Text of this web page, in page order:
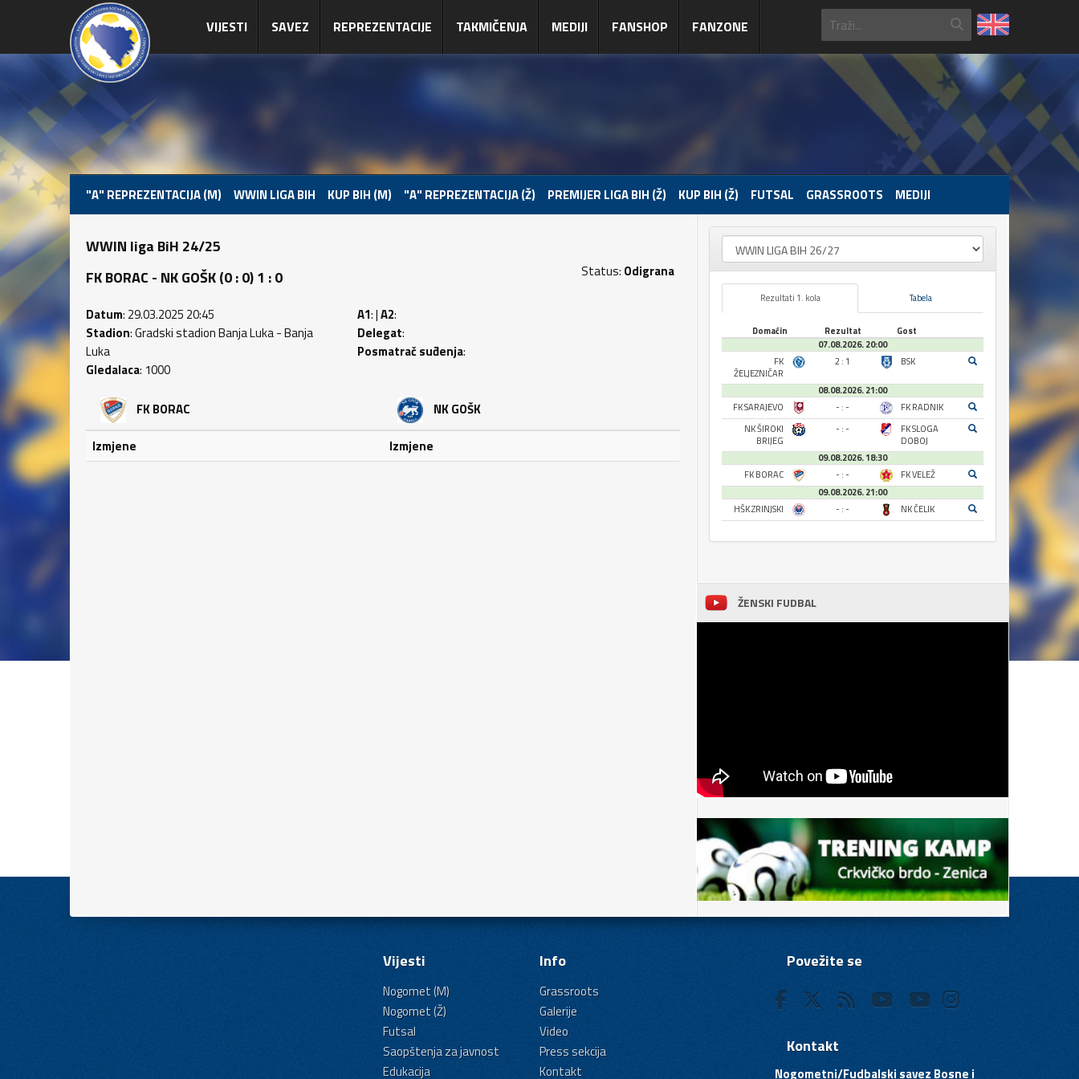
VIJESTI SAVEZ REPREZENTACIJE TAKMIČENJA MEDIJI FANSHOP FANZONE
"A" REPREZENTACIJA (M) WWIN LIGA BIH KUP BIH (M) "A" REPREZENTACIJA (Ž) PREMIJER LIGA BIH (Ž) KUP BIH (Ž) FUTSAL GRASSROOTS MEDIJI
WWIN liga BiH 24/25
FK BORAC - NK GOŠK (0 : 0) 1 : 0
Status: Odigrana
Datum: 29.03.2025 20:45
Stadion: Gradski stadion Banja Luka - Banja
Luka
Gledalaca: 1000
A1: |A2:
Delegat:
Posmatrač suđenja:
FK BORAC
Izmjene
NK GOŠK
Izmjene
Rezultati 1. kola Tabela
Domaćin Rezultat
Gost
07.08.2026. 20:00
FK
ŽELJEZNIČAR
2 : 1 BSK
08.08.2026. 21:00
FK SARAJEVO
- : -
FK RADNIK
NK ŠIROKI
BRIJEG
- : -
FK SLOGA
DOBOJ
09.08.2026. 18:30
FK BORAC
- : -
FK VELEŽ
09.08.2026. 21:00
HŠK ZRINJSKI
- : - NK ČELIK
ŽENSKI FUDBAL
Vijesti
Nogomet (M)
Nogomet (Ž)
Futsal
Saopštenja za javnost
Edukacija
Info
Grassroots
Galerije
Video
Press sekcija
Kontakt
Povežite se
Kontakt
Nogometni/Fudbalski savez Bosne i